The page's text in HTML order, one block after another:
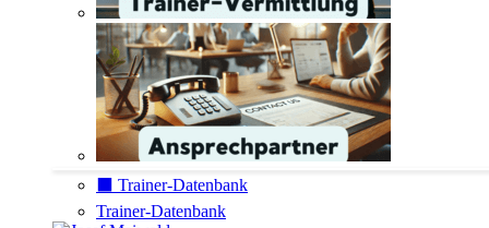
⬛️ Trainer-Datenbank
Trainer-Datenbank